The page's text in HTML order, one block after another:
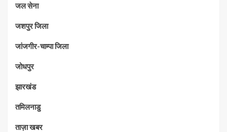
जल सेना
जशपुर जिला
जांजगीर-चाम्पा जिला
जोधपुर
झारखंड
तमिलनाडु
ताज़ा खबर